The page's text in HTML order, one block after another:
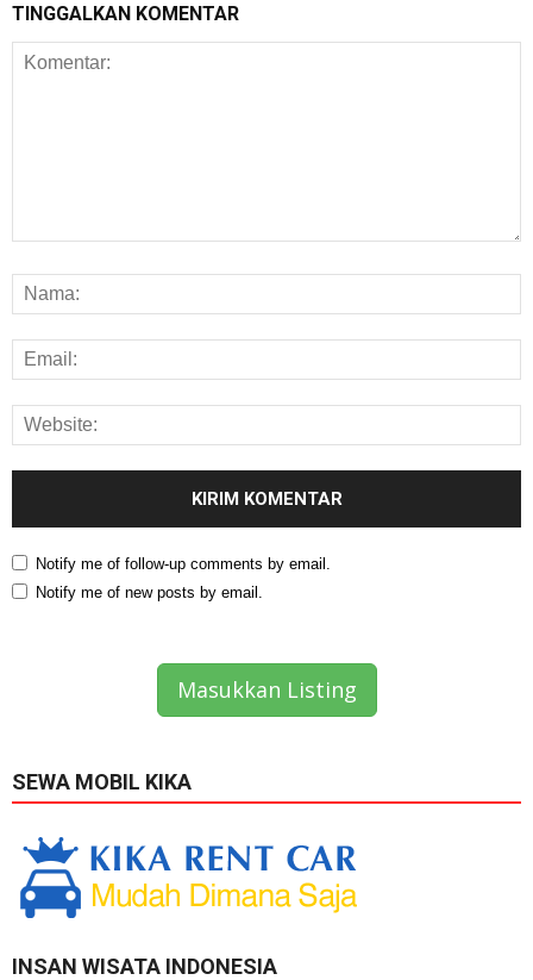
TINGGALKAN KOMENTAR
Notify me of follow-up comments by email.
Notify me of new posts by email.
Masukkan Listing
SEWA MOBIL KIKA
INSAN WISATA INDONESIA